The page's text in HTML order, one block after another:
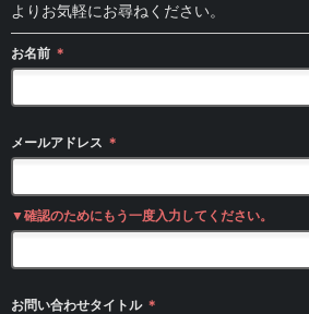
よりお気軽にお尋ねください。
お名前 ＊
メールアドレス ＊
▼確認のためにもう一度入力してください。
お問い合わせタイトル ＊